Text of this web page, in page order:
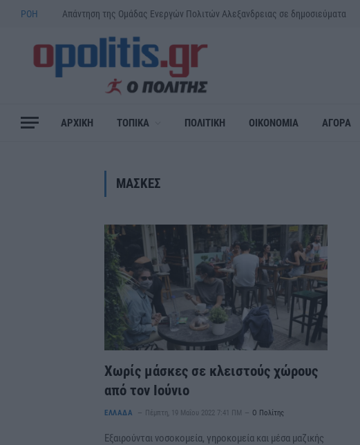
ΡΟΗ Απάντηση της Ομάδας Ενεργών Πολιτών Αλεξανδρειας σε δημοσιεύματα
ΑΡΧΙΚΗ ΤΟΠΙΚΑ ΠΟΛΙΤΙΚΗ ΟΙΚΟΝΟΜΙΑ ΑΓΟΡΑ
ΜΑΣΚΕΣ
Χωρίς μάσκες σε κλειστούς χώρους
από τον Ιούνιο
ΕΛΛΑΔΑ Πέμπτη, 19 Μαΐου 2022 7:41 ΠΜ Ο Πολίτης
Εξαιρούνται νοσοκομεία, γηροκομεία και μέσα μαζικής